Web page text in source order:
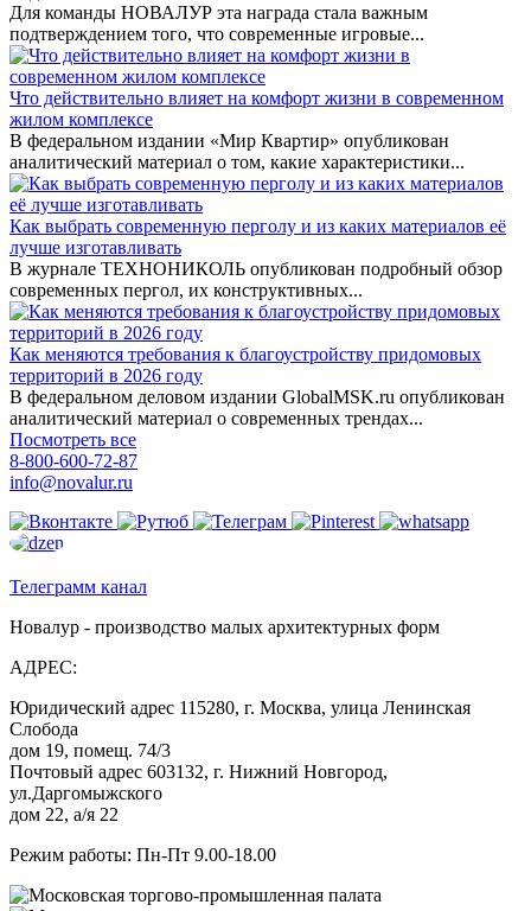
Для команды НОВАЛУР эта награда стала важным
подтверждением того, что современные игровые...
Что действительно влияет на комфорт жизни в современном
жилом комплексе
В федеральном издании «Мир Квартир» опубликован
аналитический материал о том, какие характеристики...
Как выбрать современную перголу и из каких материалов её
лучше изготавливать
В журнале ТЕХНОНИКОЛЬ опубликован подробный обзор
современных пергол, их конструктивных...
Как меняются требования к благоустройству придомовых
территорий в 2026 году
В федеральном деловом издании GlobalMSK.ru опубликован
аналитический материал о современных трендах...
Посмотреть все
8-800-600-72-87
info@novalur.ru
Телеграмм канал
Новалур - производство малых архитектурных форм
АДРЕС:
Юридический адрес 115280, г. Москва, улица Ленинская
Слобода
дом 19, помещ. 74/3
Почтовый адрес 603132, г. Нижний Новгород,
ул.Даргомыжского
дом 22, а/я 22
Режим работы: Пн-Пт 9.00-18.00